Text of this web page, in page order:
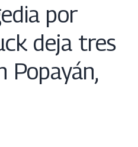
por
deja tres
Popayán,